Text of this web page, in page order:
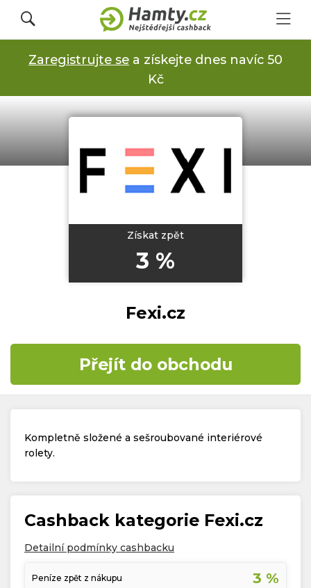
Přihlásit se
Registrovat
Obchody
Časté dotazy
Kontakt
Zaregistrujte se a získejte dnes navíc 50
Kč
Získat zpět
3 %
Fexi.cz
Přejít do obchodu
Kompletně složené a sešroubované interiérové
rolety.
Cashback kategorie Fexi.cz
Detailní podmínky cashbacku
Peníze zpět z nákupu 3 %